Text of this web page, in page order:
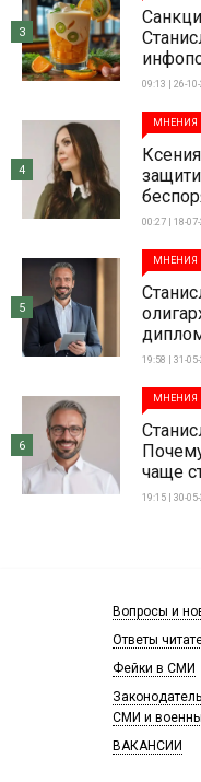
09:13 | 26-
3
МНЕНИЯ
00:27 | 18-
4
МНЕНИЯ
19:58 | 31-
5
МНЕНИЯ
чаще
19:15 | 30-
6
Вопросы и
Ответы
Фейки в СМИ
СМИ и
ВАКАНСИИ